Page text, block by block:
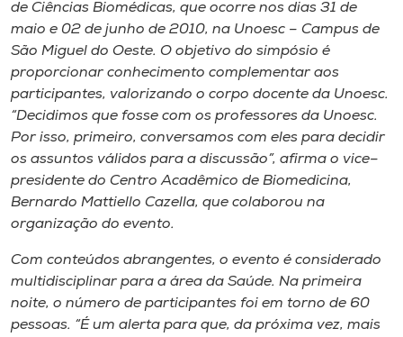
CPA
Biblioteca
Editora
Rádio
Unoesc
Store
de Ciências Biomédicas, que ocorre nos dias 31 de
maio e 02 de junho de 2010, na Unoesc – Campus de
São Miguel do Oeste. O objetivo do simpósio é
proporcionar conhecimento complementar aos
participantes, valorizando o corpo docente da Unoesc.
“Decidimos que fosse com os professores da Unoesc.
Por isso, primeiro, conversamos com eles para decidir
os assuntos válidos para a discussão”, afirma o vice–
presidente do Centro Acadêmico de Biomedicina,
Bernardo Mattiello Cazella, que colaborou na
organização do evento.
Com conteúdos abrangentes, o evento é considerado
multidisciplinar para a área da Saúde. Na primeira
noite, o número de participantes foi em torno de 60
pessoas. “É um alerta para que, da próxima vez, mais